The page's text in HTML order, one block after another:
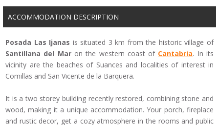
ACCOMMODATION DESCRIPTION
Posada Las Ijanas is situated 3 km from the historic village of
Santillana del Mar on the western coast of Cantabria. In its
vicinity are the beaches of Suances and localities of interest in
Comillas and San Vicente de la Barquera.
It is a two storey building recently restored, combining stone and
wood, making it a unique accommodation. Your porch, fireplace
and rustic decor, get a cozy atmosphere in the rooms and public